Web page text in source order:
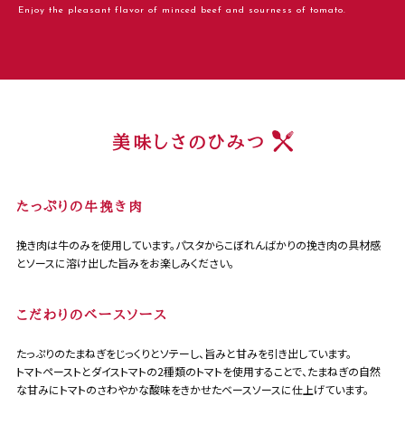
Enjoy the pleasant flavor of minced beef and sourness of tomato.
美味しさのひみつ
たっぷりの牛挽き肉
挽き肉は牛のみを使用しています。パスタからこぼれんばかりの挽き肉の具材感
とソースに溶け出した旨みをお楽しみください。
こだわりのべースソース
たっぷりのたまねぎをじっくりとソテーし、旨みと甘みを引き出しています。
トマトペーストとダイストマトの2種類のトマトを使用することで、たまねぎの自然
な甘みにトマトのさわやかな酸味をきかせたベースソースに仕上げています。